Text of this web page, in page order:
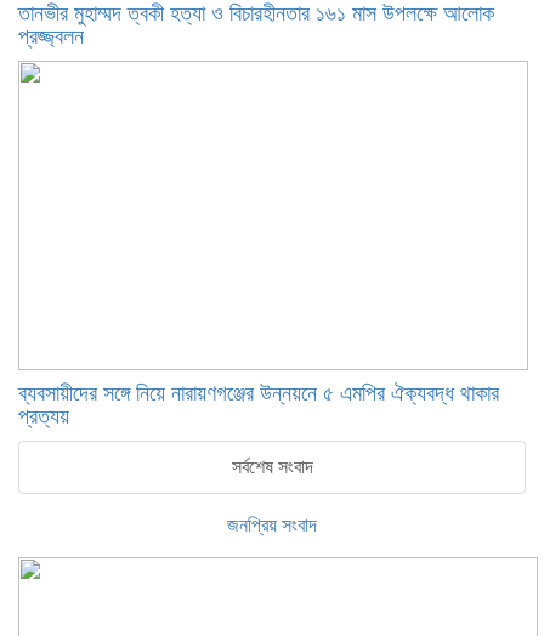
তানভীর মুহাম্মদ ত্বকী হত্যা ও বিচারহীনতার ১৬১ মাস উপলক্ষে আলোক
প্রজ্জ্বলন
ব্যবসায়ীদের সঙ্গে নিয়ে নারায়ণগঞ্জের উন্নয়নে ৫ এমপির ঐক্যবদ্ধ থাকার
প্রত্যয়
সর্বশেষ সংবাদ
জনপ্রিয় সংবাদ